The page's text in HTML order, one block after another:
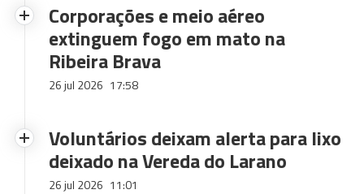
Corporações e meio aéreo
extinguem fogo em mato na
Ribeira Brava
26 jul 2026 17:58
Voluntários deixam alerta para lixo
deixado na Vereda do Larano
26 jul 2026 11:01